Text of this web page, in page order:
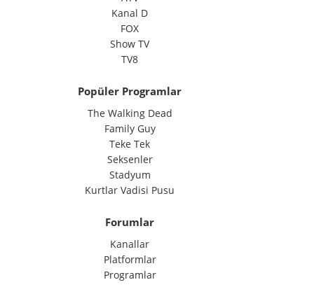
Kanal D
FOX
Show TV
TV8
Popüler Programlar
The Walking Dead
Family Guy
Teke Tek
Seksenler
Stadyum
Kurtlar Vadisi Pusu
Forumlar
Kanallar
Platformlar
Programlar